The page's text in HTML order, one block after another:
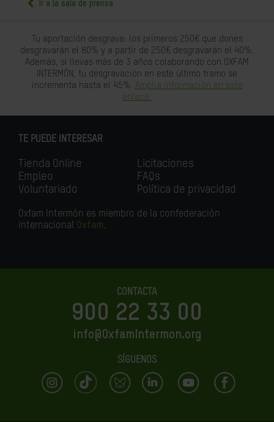
Ir a la sala de prensa
Tu aportación desgrava: los primeros 250€ que dones
desgravarán el 80% y a partir de 250€ desgravarán el 40%.
Además, si llevas más de 3 años colaborando con OXFAM
INTERMÓN, tu desgravación en este último tramo se
incrementa hasta el 45%. Amplia información en este
enlace.
TE PUEDE INTERESAR
Tienda Online
Empleo
Voluntariado
Licitaciones
FAQs
Política de privacidad
Oxfam Intermón es miembro de la confederación
internacional Oxfam.
CONTACTA
900 22 33 00
info@OxfamIntermon.org
SÍGUENOS